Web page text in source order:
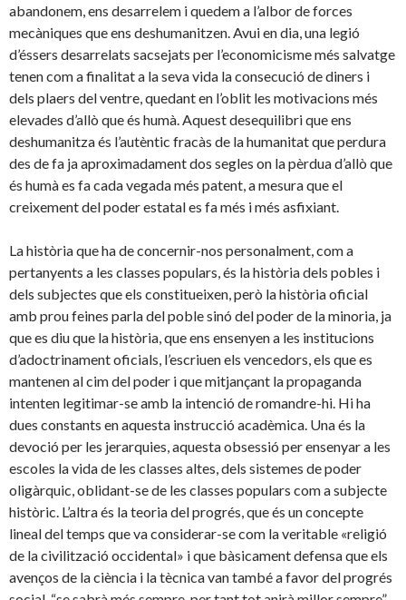
abandonem, ens desarrelem i quedem a l’albor de forces
mecàniques que ens deshumanitzen. Avui en dia, una legió
d’éssers desarrelats sacsejats per l’economicisme més salvatge
tenen com a finalitat a la seva vida la consecució de diners i
dels plaers del ventre, quedant en l’oblit les motivacions més
elevades d’allò que és humà. Aquest desequilibri que ens
deshumanitza és l’autèntic fracàs de la humanitat que perdura
des de fa ja aproximadament dos segles on la pèrdua d’allò que
és humà es fa cada vegada més patent, a mesura que el
creixement del poder estatal es fa més i més asfixiant.
La història que ha de concernir-nos personalment, com a
pertanyents a les classes populars, és la història dels pobles i
dels subjectes que els constitueixen, però la història oficial
amb prou feines parla del poble sinó del poder de la minoria, ja
que es diu que la història, que ens ensenyen a les institucions
d’adoctrinament oficials, l’escriuen els vencedors, els que es
mantenen al cim del poder i que mitjançant la propaganda
intenten legitimar-se amb la intenció de romandre-hi. Hi ha
dues constants en aquesta instrucció acadèmica. Una és la
devoció per les jerarquies, aquesta obsessió per ensenyar a les
escoles la vida de les classes altes, dels sistemes de poder
oligàrquic, oblidant-se de les classes populars com a subjecte
històric. L’altra és la teoria del progrés, que és un concepte
lineal del temps que va considerar-se com la veritable «religió
de la civilització occidental» i que bàsicament defensa que els
avenços de la ciència i la tècnica van també a favor del progrés